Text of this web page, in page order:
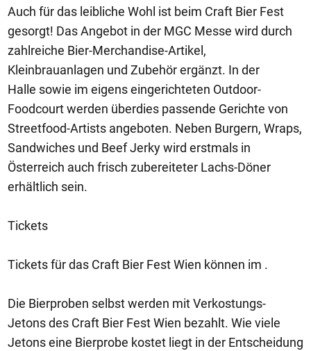
Auch für das leibliche Wohl ist beim Craft Bier Fest
gesorgt! Das Angebot in der MGC Messe wird durch
zahlreiche Bier-Merchandise-Artikel,
Kleinbrauanlagen und Zubehör ergänzt. In der
Halle sowie im eigens eingerichteten Outdoor-
Foodcourt werden überdies passende Gerichte von
Streetfood-Artists angeboten. Neben Burgern, Wraps,
Sandwiches und Beef Jerky wird erstmals in
Österreich auch frisch zubereiteter Lachs-Döner
erhältlich sein.
Tickets
Tickets für das Craft Bier Fest Wien können im .
Die Bierproben selbst werden mit Verkostungs-
Jetons des Craft Bier Fest Wien bezahlt. Wie viele
Jetons eine Bierprobe kostet liegt in der Entscheidung